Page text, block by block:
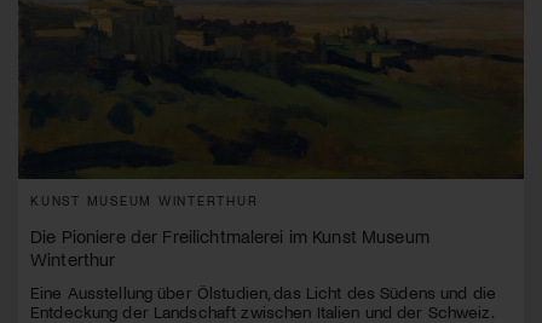
KUNST MUSEUM WINTERTHUR
Die Pioniere der Freilichtmalerei im Kunst Museum
Winterthur
Eine Ausstellung über Ölstudien, das Licht des Südens und die
Entdeckung der Landschaft zwischen Italien und der Schweiz.